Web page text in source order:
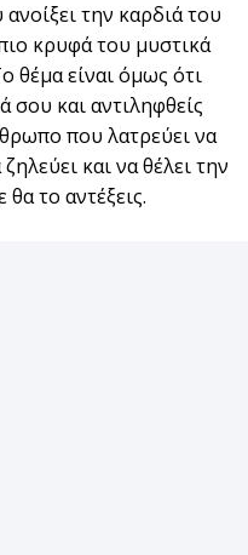
την καρδιά του
κρυφά του μυστικά
θέμα είναι όμως ότι
σου και αντιληφθείς
που λατρεύει να
και να θέλει την
το αντέξεις.